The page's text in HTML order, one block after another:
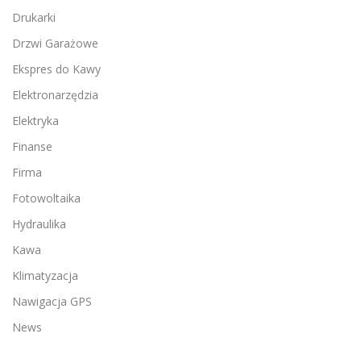
Drukarki
Drzwi Garażowe
Ekspres do Kawy
Elektronarzędzia
Elektryka
Finanse
Firma
Fotowoltaika
Hydraulika
Kawa
Klimatyzacja
Nawigacja GPS
News